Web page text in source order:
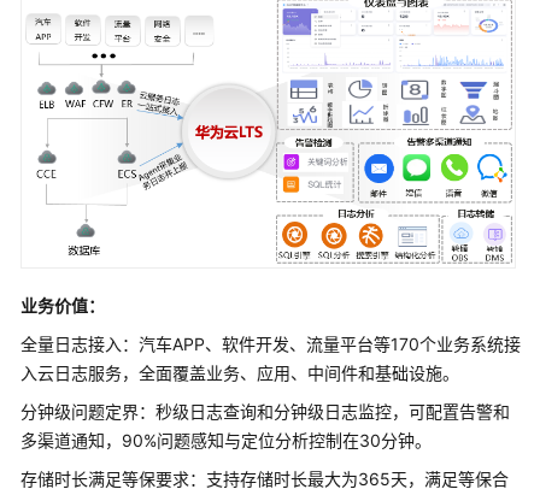
架
简
介
韧
柱
安
性
支
柱
性
能
效
业务价值：
全量日志接入：汽车APP、软件开发、流量平台等170个业务系统接
入云日志服务，全面覆盖业务、应用、中间件和基础设施。
分钟级问题定界：秒级日志查询和分钟级日志监控，可配置告警和
多渠道通知，90%问题感知与定位分析控制在30分钟。
存储时长满足等保要求：支持存储时长最大为365天，满足等保合